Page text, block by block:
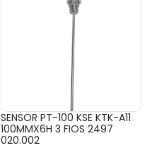
SENSOR PT-100 KSE KTK-A11
100MMX6H 3 FIOS 2497
020.002